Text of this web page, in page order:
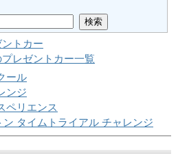
トカー
レゼントカー一覧
ール
ンジ
ペリエンス
ン タイムトライアル チャレンジ